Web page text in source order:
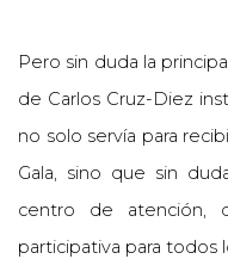
Pero sin duda la
de Carlos Cruz-Diez
no solo servía para
Gala, sino que sin
centro de atención,
participativa para todos